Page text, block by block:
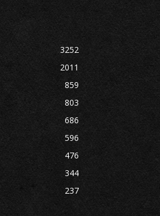
3252
2011
859
803
686
596
476
344
237